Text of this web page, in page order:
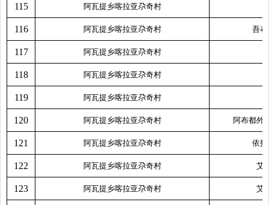
115 阿瓦提乡喀拉亚尕奇村
116 阿瓦提乡喀拉亚尕奇村 吾布
117 阿瓦提乡喀拉亚尕奇村
118 阿瓦提乡喀拉亚尕奇村
119 阿瓦提乡喀拉亚尕奇村
120 阿瓦提乡喀拉亚尕奇村 阿布都外
121 阿瓦提乡喀拉亚尕奇村 依打
122 阿瓦提乡喀拉亚尕奇村 艾
123 阿瓦提乡喀拉亚尕奇村 艾